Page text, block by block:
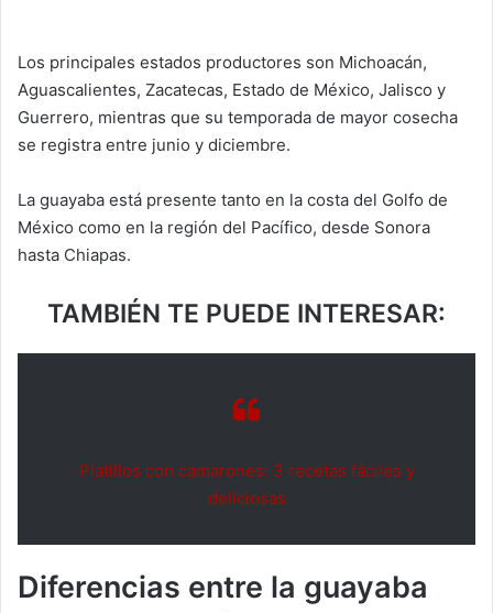
Los principales estados productores son Michoacán,
Aguascalientes, Zacatecas, Estado de México, Jalisco y
Guerrero, mientras que su temporada de mayor cosecha
se registra entre junio y diciembre.
La guayaba está presente tanto en la costa del Golfo de
México como en la región del Pacífico, desde Sonora
hasta Chiapas.
TAMBIÉN TE PUEDE INTERESAR:
Platillos con camarones: 3 recetas fáciles y
deliciosas
Diferencias entre la guayaba